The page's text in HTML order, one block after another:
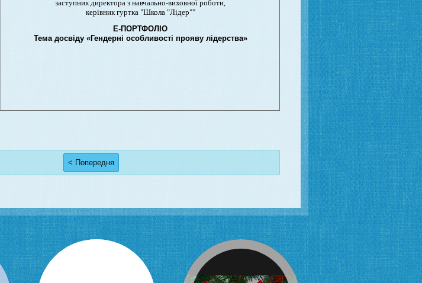
заступник директора з навчально-виховної роботи,
керівник гуртка "Школа "Лідер""
Е-ПОРТФОЛІО
Тема досвіду «Гендерні особливості прояву лідерства»
< Попередня